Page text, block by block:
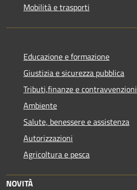
Mobilità e trasporti
Educazione e formazione
Giustizia e sicurezza pubblica
Tributi,finanze e contravvenzioni
Ambiente
Salute, benessere e assistenza
Autorizzazioni
Agricoltura e pesca
NOVITÀ